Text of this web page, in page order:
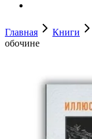
Главная Книги
обочине